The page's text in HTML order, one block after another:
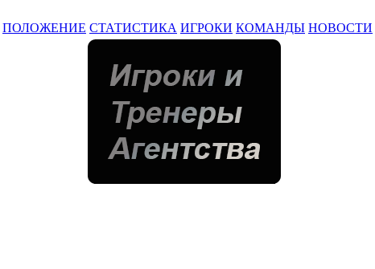
ПОЛОЖЕНИЕ СТАТИСТИКА ИГРОКИ КОМАНДЫ НОВОСТИ